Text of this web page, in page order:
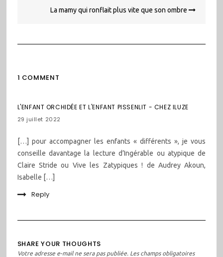
La mamy qui ronflait plus vite que son ombre
1 COMMENT
L'ENFANT ORCHIDÉE ET L'ENFANT PISSENLIT - CHEZ ILUZE
29 juillet 2022
[…] pour accompagner les enfants « différents », je vous
conseille davantage la lecture d’Ingérable ou atypique de
Claire Stride ou Vive les Zatypiques ! de Audrey Akoun,
Isabelle […]
Reply
SHARE YOUR THOUGHTS
Votre adresse e-mail ne sera pas publiée. Les champs obligatoires